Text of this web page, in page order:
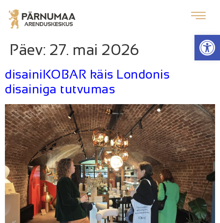
Päev: 27. mai 2026
disainiKOBAR käis Londonis
disainiga tutvumas